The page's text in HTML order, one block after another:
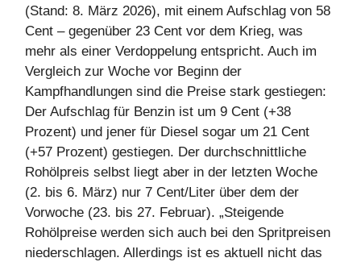
(Stand: 8. März 2026), mit einem Aufschlag von 58
Cent – gegenüber 23 Cent vor dem Krieg, was
mehr als einer Verdoppelung entspricht. Auch im
Vergleich zur Woche vor Beginn der
Kampfhandlungen sind die Preise stark gestiegen:
Der Aufschlag für Benzin ist um 9 Cent (+38
Prozent) und jener für Diesel sogar um 21 Cent
(+57 Prozent) gestiegen. Der durchschnittliche
Rohölpreis selbst liegt aber in der letzten Woche
(2. bis 6. März) nur 7 Cent/Liter über dem der
Vorwoche (23. bis 27. Februar). „Steigende
Rohölpreise werden sich auch bei den Spritpreisen
niederschlagen. Allerdings ist es aktuell nicht das